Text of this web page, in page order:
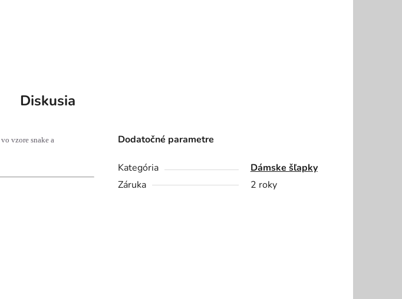
Diskusia
vo vzore snake a
Dodatočné parametre
Kategória
Dámske šľapky
Záruka
2 roky